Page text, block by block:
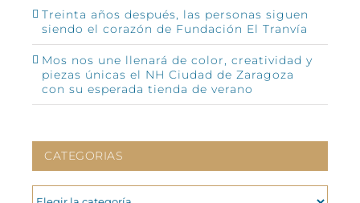
Treinta años después, las personas siguen
siendo el corazón de Fundación El Tranvía
Mos nos une llenará de color, creatividad y
piezas únicas el NH Ciudad de Zaragoza
con su esperada tienda de verano
CATEGORIAS
CATEGORIAS